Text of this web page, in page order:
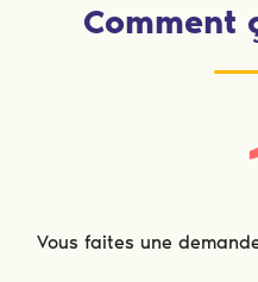
Comment
Vous faites une